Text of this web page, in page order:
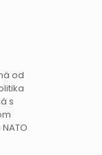
od
s